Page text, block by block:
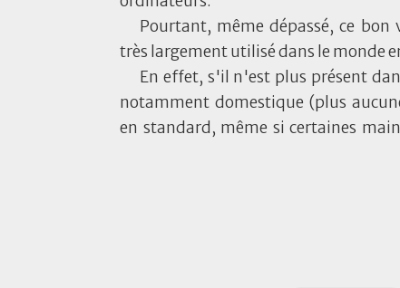
Pourtant, même dépassé, ce bon
très largement utilisé dans le monde
En effet, s'il n'est plus présent
notamment domestique (plus
en standard, même si certaines